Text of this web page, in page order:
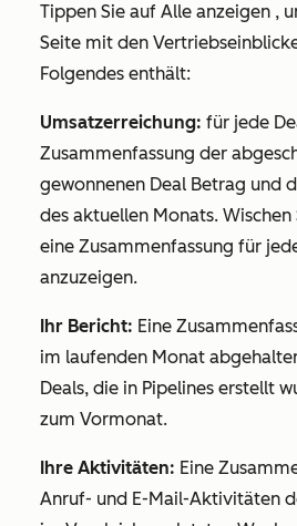
Tippen Sie auf Alle anzeigen ,
Seite mit den
Folgendes enthält:
Umsatzerreichung: für jede
Zusammenfassung der
gewonnenen Deal Betrag und
des aktuellen Monats. Wischen
eine Zusammenfassung für
anzuzeigen.
Ihr Bericht: Eine
im laufenden Monat
Deals, die in Pipelines erstellt
zum Vormonat.
Ihre Aktivitäten: Eine
Anruf- und E-Mail-Aktivitäten